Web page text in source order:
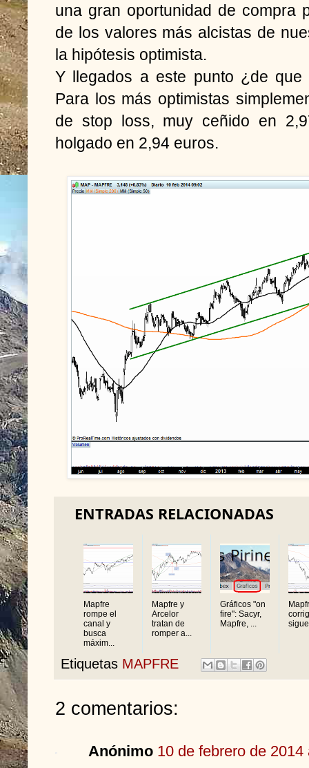
una gran oportunidad de compra
de los valores más alcistas de
la hipótesis optimista.
Y llegados a este punto ¿de
Para los más optimistas
de stop loss, muy ceñido en
holgado en 2,94 euros.
ENTRADAS RELACIONADAS
Mapfre
rompe el
canal y
busca
máxim...
Mapfre y
Arcelor
tratan de
romper a...
Gráficos "on
fire": Sacyr,
Mapfre, ...
Etiquetas MAPFRE
2 comentarios:
Anónimo 10 de febrero de 2014